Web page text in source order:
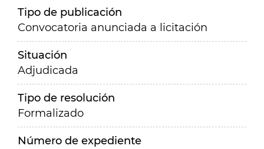
Tipo de publicación
Convocatoria anunciada a licitación
Situación
Adjudicada
Tipo de resolución
Formalizado
Número de expediente